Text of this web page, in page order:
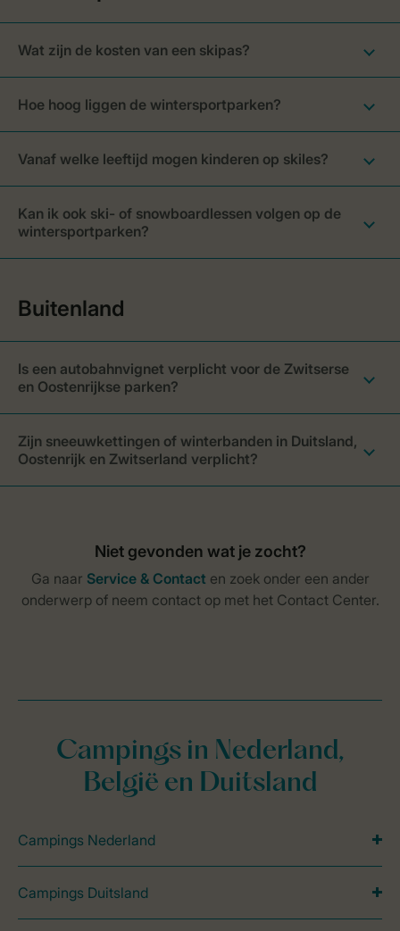
Wat zijn de kosten van een skipas?
Hoe hoog liggen de wintersportparken?
Vanaf welke leeftijd mogen kinderen op skiles?
Kan ik ook ski- of snowboardlessen volgen op de
wintersportparken?
Is een autobahnvignet verplicht voor de Zwitserse
en Oostenrijkse parken?
Zijn sneeuwkettingen of winterbanden in Duitsland,
Oostenrijk en Zwitserland verplicht?
Campings in Nederland,
België en Duitsland
Campings Nederland
Campings Duitsland